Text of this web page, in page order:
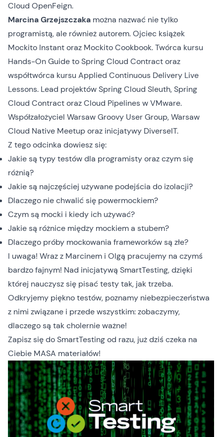
Cloud OpenFeign.
Marcina Grzejszczaka można nazwać nie tylko
programistą, ale również autorem. Ojciec książek
Mockito Instant oraz Mockito Cookbook. Twórca kursu
Hands-On Guide to Spring Cloud Contract oraz
współtwórca kursu Applied Continuous Delivery Live
Lessons. Lead projektów Spring Cloud Sleuth, Spring
Cloud Contract oraz Cloud Pipelines w VMware.
Współzałożyciel Warsaw Groovy User Group, Warsaw
Cloud Native Meetup oraz inicjatywy DiverseIT.
Z tego odcinka dowiesz się:
Jakie są typy testów dla programisty oraz czym się
różnią?
Jakie są najczęściej używane podejścia do izolacji?
Dlaczego nie chwalić się powermockiem?
Czym są mocki i kiedy ich używać?
Jakie są różnice między mockiem a stubem?
Dlaczego próby mockowania frameworków są złe?
I uwaga! Wraz z Marcinem i Olgą pracujemy na czymś
bardzo fajnym! Nad inicjatywą SmartTesting, dzięki
której nauczysz się pisać testy tak, jak trzeba.
Odkryjemy piękno testów, poznamy niebezpieczeństwa
z nimi związane i przede wszystkim: zobaczymy,
dlaczego są tak cholernie ważne!
Zapisz się do SmartTesting od razu, już dziś czeka na
Ciebie MASA materiałów!